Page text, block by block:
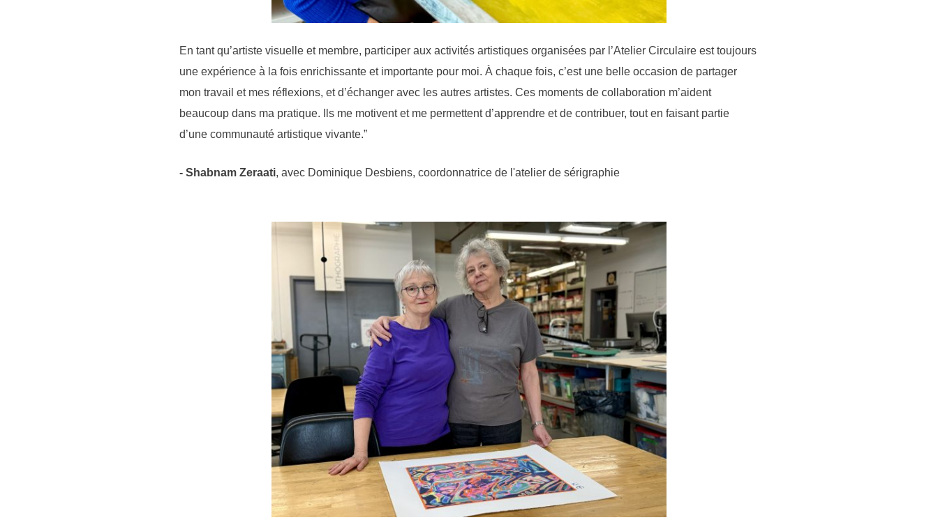
En tant qu’artiste visuelle et membre, participer aux activités artistiques organisées par l’Atelier Circulaire est toujours
une expérience à la fois enrichissante et importante pour moi. À chaque fois, c’est une belle occasion de partager
mon travail et mes réflexions, et d’échanger avec les autres artistes. Ces moments de collaboration m’aident
beaucoup dans ma pratique. Ils me motivent et me permettent d’apprendre et de contribuer, tout en faisant partie
d’une communauté artistique vivante.”
- Shabnam Zeraati, avec Dominique Desbiens, coordonnatrice de l'atelier de sérigraphie